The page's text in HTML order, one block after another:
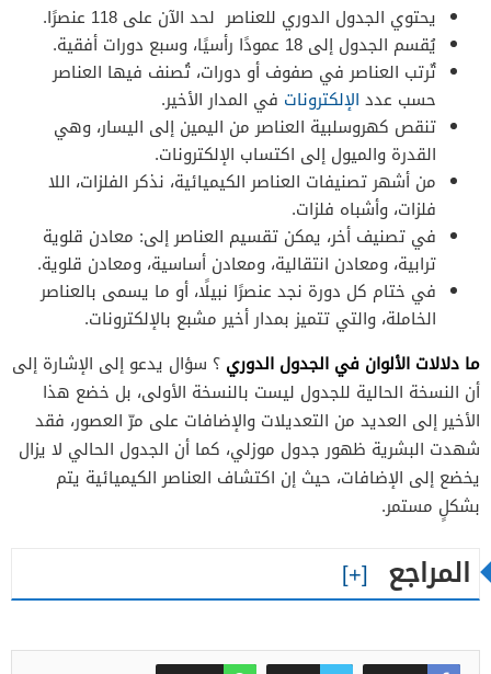
يحتوي الجدول الدوري للعناصر لحد الآن على 118 عنصرًا.
يُقسم الجدول إلى 18 عمودًا رأسيًا، وسبع دورات أفقية.
تٌرتب العناصر في صفوف أو دورات، تُصنف فيها العناصر
حسب عدد الإلكترونات في المدار الأخير.
تنقص كهروسلبية العناصر من اليمين إلى اليسار، وهي
القدرة والميول إلى اكتساب الإلكترونات.
من أشهر تصنيفات العناصر الكيميائية، نذكر الفلزات، اللا
فلزات، وأشباه فلزات.
في تصنيف أخر، يمكن تقسيم العناصر إلى: معادن قلوية
ترابية، ومعادن انتقالية، ومعادن أساسية، ومعادن قلوية.
في ختام كل دورة نجد عنصرًا نبيلًا، أو ما يسمى بالعناصر
الخاملة، والتي تتميز بمدار أخير مشبع بالإلكترونات.
ما دلالات الألوان في الجدول الدوري ؟ سؤال يدعو إلى الإشارة إلى
أن النسخة الحالية للجدول ليست بالنسخة الأولى، بل خضع هذا
الأخير إلى العديد من التعديلات والإضافات على مرّ العصور، فقد
شهدت البشرية ظهور جدول موزلي، كما أن الجدول الحالي لا يزال
يخضع إلى الإضافات، حيث إن اكتشاف العناصر الكيميائية يتم
بشكلٍ مستمر.
المراجع